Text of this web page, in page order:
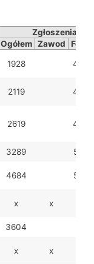
Zgłoszenia
Ogółem Zawod Fed
1928 43
2119 42
2619 43
3289 58
4684 57
x x
3604
x x